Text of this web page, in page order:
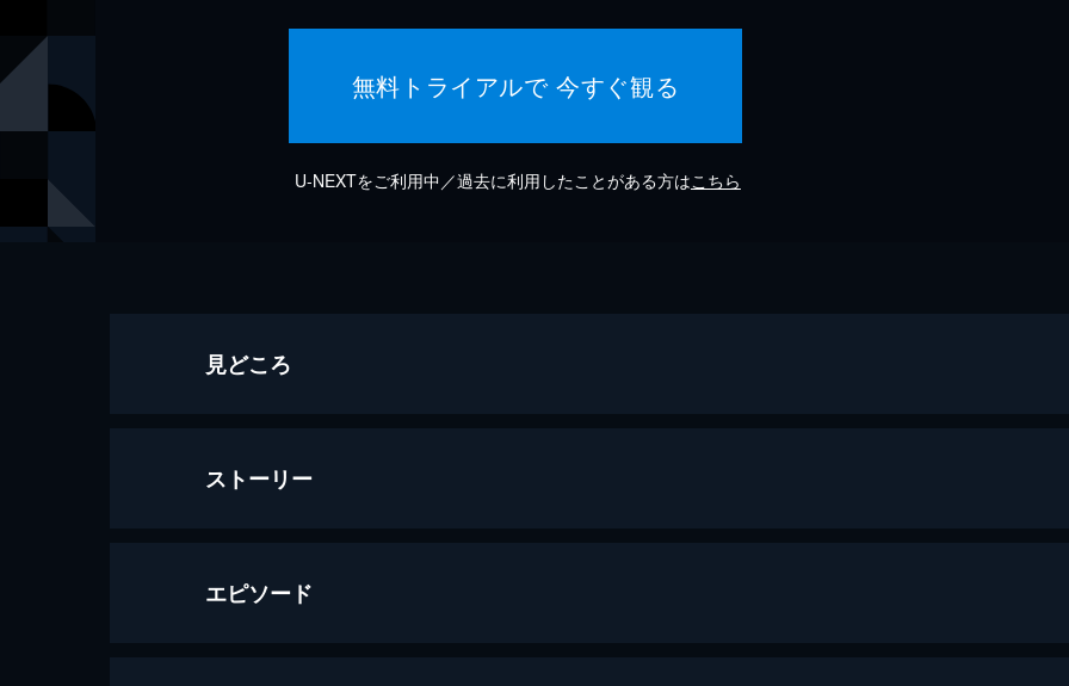
無料トライアルで 今すぐ観る
U-NEXTをご利用中／過去に利用したことがある方はこちら
見どころ
ストーリー
エピソード